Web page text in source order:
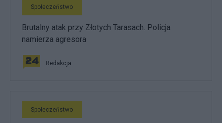
Społeczeństwo
Brutalny atak przy Złotych Tarasach. Policja
namierza agresora
Redakcja
Społeczeństwo